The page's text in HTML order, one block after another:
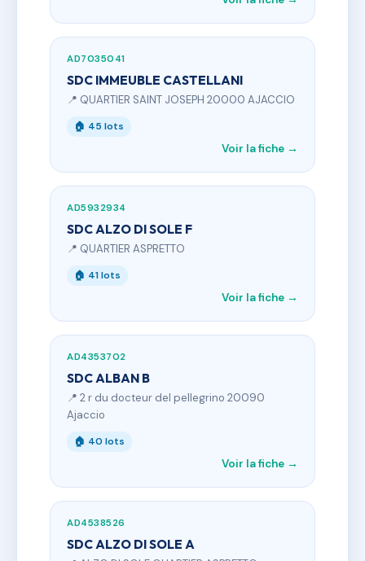
AD7035041
SDC IMMEUBLE CASTELLANI
📍 QUARTIER SAINT JOSEPH 20000 AJACCIO
🏠 45 lots
Voir la fiche →
AD5932934
SDC ALZO DI SOLE F
📍 QUARTIER ASPRETTO
🏠 41 lots
Voir la fiche →
AD4353702
SDC ALBAN B
📍 2 r du docteur del pellegrino 20090
Ajaccio
🏠 40 lots
Voir la fiche →
AD4538526
SDC ALZO DI SOLE A